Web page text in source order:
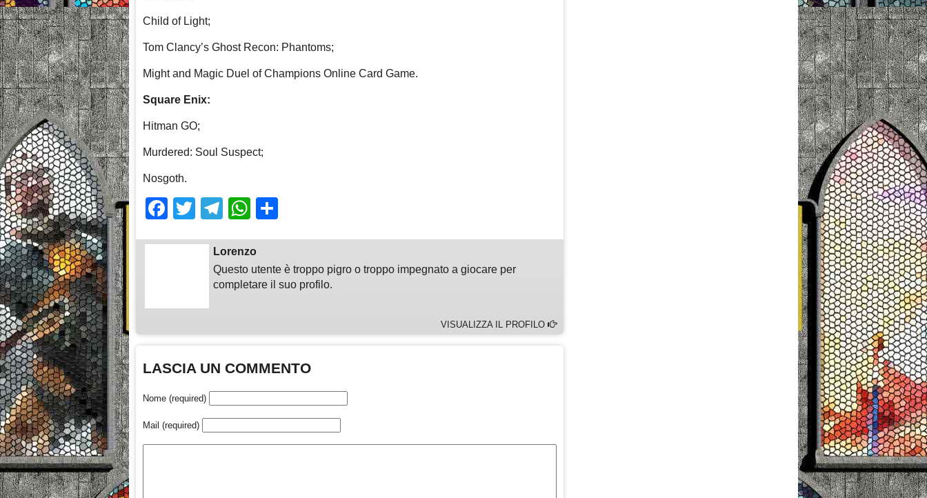
Child of Light;
Tom Clancy’s Ghost Recon: Phantoms;
Might and Magic Duel of Champions Online Card Game.
Square Enix:
Hitman GO;
Murdered: Soul Suspect;
Nosgoth.
Facebook
TwitterTelegram
WhatsApp
Lorenzo
Questo utente è troppo pigro o troppo impegnato a giocare per
completare il suo profilo.
VISUALIZZA IL PROFILO
LASCIA UN COMMENTO
Nome (required)
Mail (required)